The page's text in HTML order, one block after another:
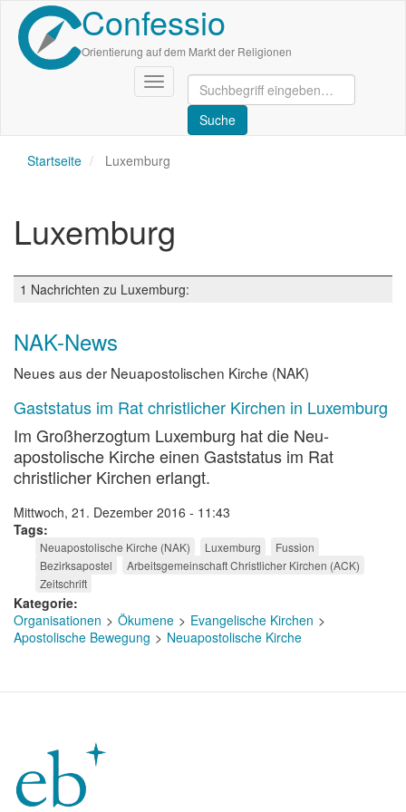
Direkt
zum
Inhalt
Confessio
Orientierung auf dem Markt der Religionen
Navigation
aktivieren/deaktivieren
Startseite Luxemburg
Luxemburg
1 Nachrichten zu Luxemburg:
NAK-News
Neues aus der Neuapostolischen Kirche (NAK)
Gaststatus im Rat christlicher Kirchen in Luxemburg
Im Großherzogtum Luxemburg hat die Neu­
apostolische Kirche einen Gaststatus im Rat
christlicher Kirchen erlangt.
Mittwoch, 21. Dezember 2016 - 11:43
Tags
Neuapostolische Kirche (NAK) Luxemburg
Fussion
Bezirksapostel
Arbeitsgemeinschaft Christlicher Kirchen (ACK)
Zeitschrift
Kategorie
Organisationen
Ökumene
Evangelische Kirchen
Apostolische Bewegung
Neuapostolische Kirche